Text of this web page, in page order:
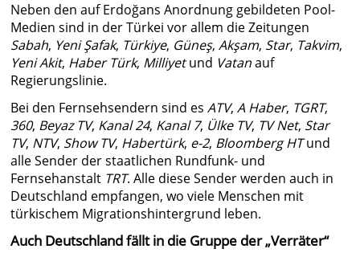
Neben den auf Erdoğans Anordnung gebildeten Pool-
Medien sind in der Türkei vor allem die Zeitungen
Sabah, Yeni Şafak, Türkiye, Güneş,Akşam, Star, Takvim,
Yeni Akit, Haber Türk, Milliyetund Vatanauf
Regierungslinie.
Bei den Fernsehsendern sind esATV,A Haber, TGRT,
360, Beyaz TV, Kanal 24, Kanal 7, Ülke TV, TV Net, Star
TV, NTV, Show TV, Habertürk, e-2, Bloomberg HTund
alle Sender der staatlichen Rundfunk- und
Fernsehanstalt TRT. Alle diese Sender werden auch in
Deutschland empfangen, wo viele Menschen mit
türkischem Migrationshintergrund leben.
Auch Deutschland fällt in die Gruppe der „Verräter“